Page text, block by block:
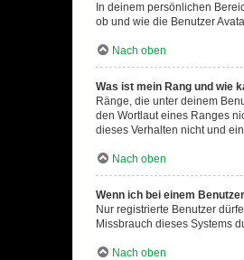
In deinem persönlichen
ob und wie die Benutzer
Nach oben
Was ist mein Rang und wie
Ränge, die unter deinem
den Wortlaut eines Ranges
dieses Verhalten nicht und
Nach oben
Wenn ich bei einem
Nur registrierte Benutzer
Missbrauch dieses Systems
Nach oben